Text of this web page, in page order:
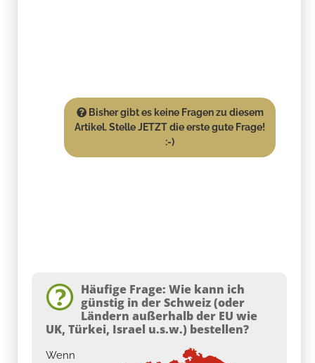
Bisher gibt es keine Fragen zu diesem
Artikel. Stelle JETZT die erste gute Frage!
:-)
Häufige Frage: Wie kann ich
günstig in der Schweiz (oder
Ländern außerhalb der EU wie
UK, Türkei, Israel u.s.w.) bestellen?
Wenn